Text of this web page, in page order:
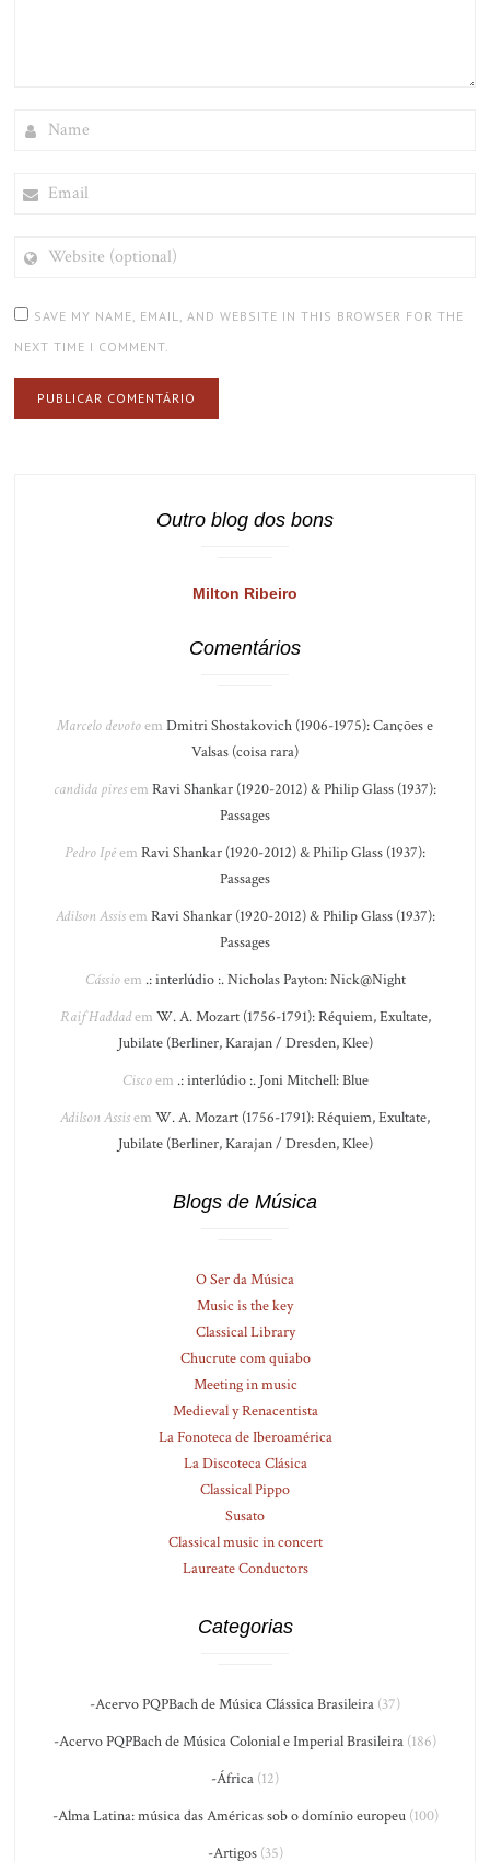
(OPTIONAL)
SAVE MY NAME, EMAIL, AND WEBSITE IN THIS BROWSER FOR THE
NEXT TIME I COMMENT.
Outro blog dos bons
Milton Ribeiro
Comentários
Marcelo devotoem Dmitri Shostakovich (1906-1975): Canções e
Valsas (coisa rara)
candida piresem Ravi Shankar (1920-2012) & Philip Glass (1937):
Passages
Pedro Ipêem Ravi Shankar (1920-2012) & Philip Glass (1937):
Passages
Adilson Assisem Ravi Shankar (1920-2012) & Philip Glass (1937):
Passages
Cássioem .: interlúdio :. Nicholas Payton: Nick@Night
Raif Haddadem W. A. Mozart (1756-1791): Réquiem, Exultate,
Jubilate (Berliner, Karajan / Dresden, Klee)
Ciscoem .: interlúdio :. Joni Mitchell: Blue
Adilson Assisem W. A. Mozart (1756-1791): Réquiem, Exultate,
Jubilate (Berliner, Karajan / Dresden, Klee)
Blogs de Música
O Ser da Música
Music is the key
Classical Library
Chucrute com quiabo
Meeting in music
Medieval y Renacentista
La Fonoteca de Iberoamérica
La Discoteca Clásica
Classical Pippo
Susato
Classical music in concert
Laureate Conductors
Categorias
-Acervo PQPBach de Música Clássica Brasileira (37)
-Acervo PQPBach de Música Colonial e Imperial Brasileira (186)
-África (12)
-Alma Latina: música das Américas sob o domínio europeu(100)
-Artigos(35)